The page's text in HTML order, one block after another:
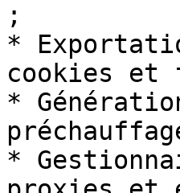
;
*
cookies et
*
*